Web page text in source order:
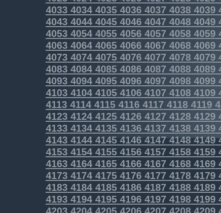
40334034403540364037 40384039
40434044404540464047 40484049
40534054405540564057 40584059
4063406440654066406740684069
40734074407540764077 40784079
40834084408540864087 40884089
40934094409540964097 40984099
41034104410541064107 41084109
41134114411541164117 41184119
41234124412541264127 41284129
41334134413541364137 41384139
4143414441454146414741484149
4153415441554156415741584159
4163416441654166416741684169
4173417441754176417741784179
4183418441854186418741884189
4193419441954196419741984199